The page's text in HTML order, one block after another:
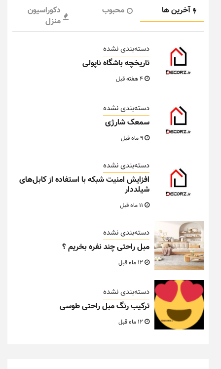
آخرین ها محبوب
دکوراسیون
منزل
دسته‌بندی نشده
تاریخچه باشگاه ناپولی
دسته‌بندی نشده
سمعک شارژی
دسته‌بندی نشده
افزایش امنیت شبکه با استفاده از کابل‌های
شیلددار
دسته‌بندی نشده
مبل راحتی چند نفره بخریم ؟
دسته‌بندی نشده
ترکیب رنگ مبل راحتی طوسی